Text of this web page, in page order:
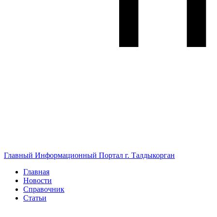
Главный Информационный Портал г. Талдыкорган
Главная
Новости
Справочник
Статьи